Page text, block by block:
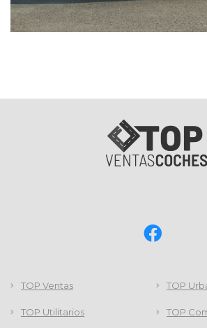
TOP Ventas TOP
TOP Utilitarios TOP